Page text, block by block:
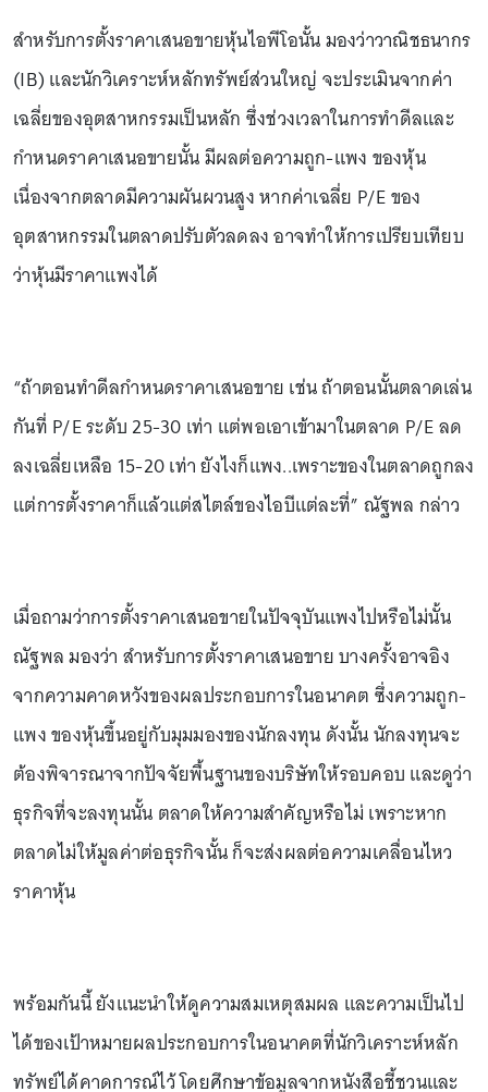
สำหรับการตั้งราคาเสนอขายหุ้นไอพีโอนั้น มองว่าวาณิชธนากร
(IB) และนักวิเคราะห์หลักทรัพย์ส่วนใหญ่ จะประเมินจากค่า
เฉลี่ยของอุตสาหกรรมเป็นหลัก ซึ่งช่วงเวลาในการทำดีลและ
กำหนดราคาเสนอขายนั้น มีผลต่อความถูก-แพง ของหุ้น
เนื่องจากตลาดมีความผันผวนสูง หากค่าเฉลี่ย P/E ของ
อุตสาหกรรมในตลาดปรับตัวลดลง อาจทำให้การเปรียบเทียบ
ว่าหุ้นมีราคาแพงได้
“ถ้าตอนทำดีลกำหนดราคาเสนอขาย เช่น ถ้าตอนนั้นตลาดเล่น
กันที่ P/E ระดับ 25-30 เท่า แต่พอเอาเข้ามาในตลาด P/E ลด
ลงเฉลี่ยเหลือ 15-20 เท่า ยังไงก็แพง..เพราะของในตลาดถูกลง
แต่การตั้งราคาก็แล้วแต่สไตล์ของไอบีแต่ละที่” ณัฐพล กล่าว
เมื่อถามว่าการตั้งราคาเสนอขายในปัจจุบันแพงไปหรือไม่นั้น
ณัฐพล มองว่า สำหรับการตั้งราคาเสนอขาย บางครั้งอาจอิง
จากความคาดหวังของผลประกอบการในอนาคต ซึ่งความถูก-
แพง ของหุ้นขึ้นอยู่กับมุมมองของนักลงทุน ดังนั้น นักลงทุนจะ
ต้องพิจารณาจากปัจจัยพื้นฐานของบริษัทให้รอบคอบ และดูว่า
ธุรกิจที่จะลงทุนนั้น ตลาดให้ความสำคัญหรือไม่ เพราะหาก
ตลาดไม่ให้มูลค่าต่อธุรกิจนั้น ก็จะส่งผลต่อความเคลื่อนไหว
ราคาหุ้น
พร้อมกันนี้ ยังแนะนำให้ดูความสมเหตุสมผล และความเป็นไป
ได้ของเป้าหมายผลประกอบการในอนาคตที่นักวิเคราะห์หลัก
ทรัพย์ได้คาดการณ์ไว้ โดยศึกษาข้อมูลจากหนังสือชี้ชวนและ